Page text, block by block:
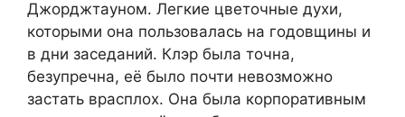
Джорджтауном. Легкие цветочные духи,
которыми она пользовалась на годовщины и
в дни заседаний. Клэр была точна,
безупречна, её было почти невозможно
застать врасплох. Она была корпоративным